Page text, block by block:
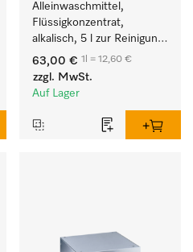
Alleinwaschmittel,
Flüssigkonzentrat,
alkalisch, 5 l zur Reinigung
weißer Textilien und
farbechter Buntwäsche.
63,00 € 1l = 12,60 €
zzgl. MwSt.
Auf Lager